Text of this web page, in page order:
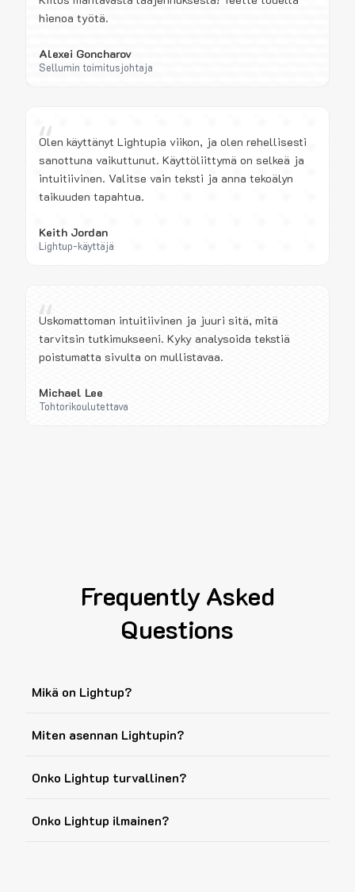
hienoa työtä.
Alexei Goncharov
Sellumin toimitusjohtaja
“
Olen käyttänyt Lightupia viikon, ja olen rehellisesti
sanottuna vaikuttunut. Käyttöliittymä on selkeä ja
intuitiivinen. Valitse vain teksti ja anna tekoälyn
taikuuden tapahtua.
Keith Jordan
Lightup-käyttäjä
“
Uskomattoman intuitiivinen ja juuri sitä, mitä
tarvitsin tutkimukseeni. Kyky analysoida tekstiä
poistumatta sivulta on mullistavaa.
Michael Lee
Tohtorikoulutettava
Frequently Asked
Questions
Mikä on Lightup?
Miten asennan Lightupin?
Onko Lightup turvallinen?
Onko Lightup ilmainen?